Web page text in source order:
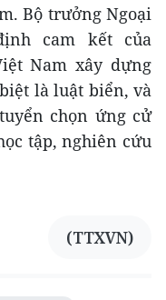
Bộ trưởng Ngoại
cam kết của
Nam xây dựng
là luật biển, và
chọn ứng cử
tập, nghiên cứu
(TTXVN)